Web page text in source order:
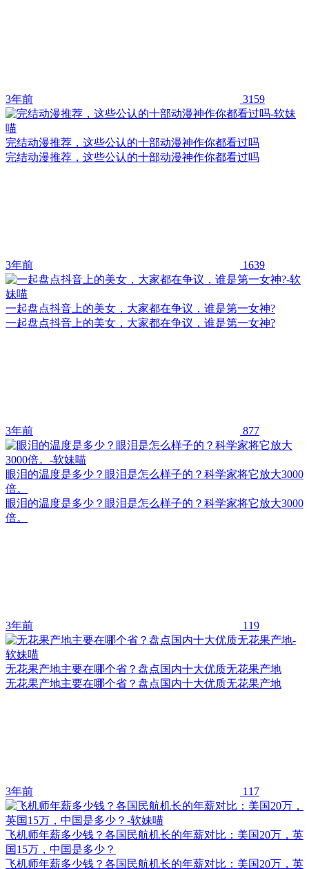
3年前 3159
完结动漫推荐，这些公认的十部动漫神作你都看过吗
完结动漫推荐，这些公认的十部动漫神作你都看过吗
3年前 1639
一起盘点抖音上的美女，大家都在争议，谁是第一女神?
一起盘点抖音上的美女，大家都在争议，谁是第一女神?
3年前 877
眼泪的温度是多少？眼泪是怎么样子的？科学家将它放大3000
倍。
眼泪的温度是多少？眼泪是怎么样子的？科学家将它放大3000
倍。
3年前 119
无花果产地主要在哪个省？盘点国内十大优质无花果产地
无花果产地主要在哪个省？盘点国内十大优质无花果产地
3年前 117
飞机师年薪多少钱？各国民航机长的年薪对比：美国20万，英
国15万，中国是多少？
飞机师年薪多少钱？各国民航机长的年薪对比：美国20万，英